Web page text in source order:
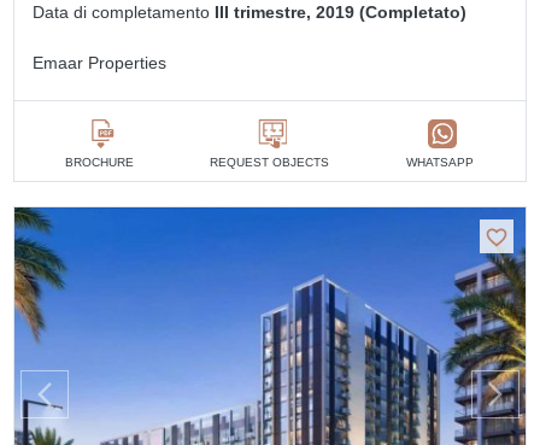
Data di completamento III trimestre, 2019 (Completato)
Emaar Properties
BROCHURE REQUEST OBJECTS WHATSAPP